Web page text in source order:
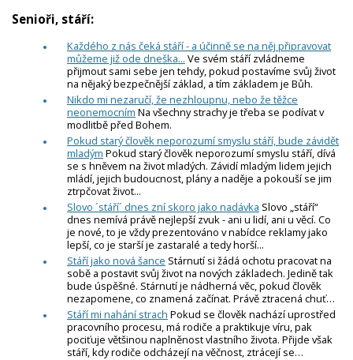
Senioři, stáří:
Každého z nás čeká stáří - a účinně se na něj připravovat
můžeme již ode dneška... Ve svém stáří zvládneme
přijmout sami sebe jen tehdy, pokud postavíme svůj život
na nějaký bezpečnější základ, a tím základem je Bůh.
Nikdo mi nezaručí, že nezhloupnu, nebo že těžce
neonemocním Na všechny strachy je třeba se podívat v
modlitbě před Bohem.
Pokud starý člověk neporozumí smyslu stáří, bude závidět
mladým Pokud starý člověk neporozumí smyslu stáří, dívá
se s hněvem na život mladých. Závidí mladým lidem jejich
mládí, jejich budoucnost, plány a naděje a pokouší se jim
ztrpčovat život...
Slovo ´stáří´ dnes zní skoro jako nadávka Slovo „stáří“
dnes nemívá právě nejlepší zvuk - ani u lidí, ani u věcí. Co
je nové, to je vždy prezentováno v nabídce reklamy jako
lepší, co je starší je zastaralé a tedy horší...
Stáří jako nová šance Stárnutí si žádá ochotu pracovat na
sobě a postavit svůj život na nových základech. Jedině tak
bude úspěšné. Stárnutí je nádherná věc, pokud člověk
nezapomene, co znamená začínat. Právě ztracená chuť…
Stáří mi nahání strach Pokud se člověk nachází uprostřed
pracovního procesu, má rodiče a praktikuje víru, pak
pociťuje většinou naplněnost vlastního života. Přijde však
stáří, kdy rodiče odcházejí na věčnost, ztrácejí se…